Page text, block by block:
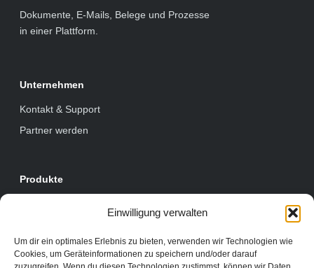
Einwilligung verwalten
Um dir ein optimales Erlebnis zu bieten, verwenden wir Technologien wie
Cookies, um Geräteinformationen zu speichern und/oder darauf
Dokumente, E-Mails, Belege und Prozesse
in einer Plattform.
Unternehmen
Kontakt & Support
Partner werden
Produkte
Module